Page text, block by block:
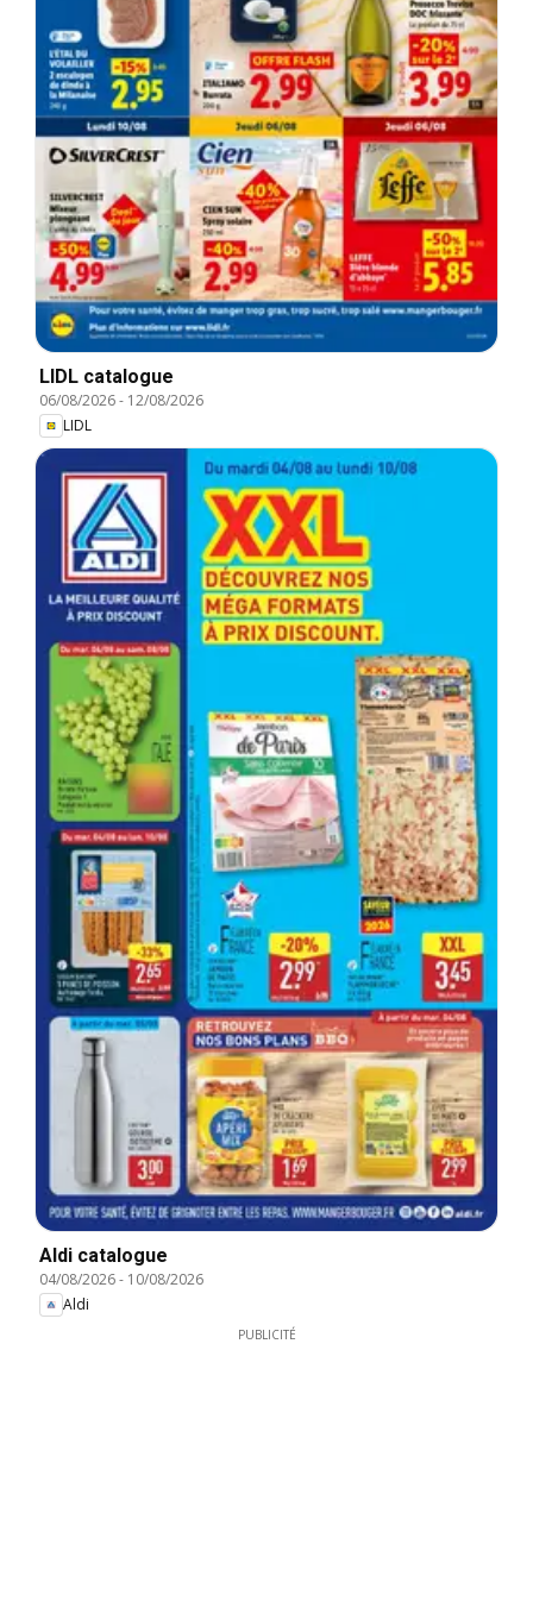
LIDL catalogue
06/08/2026- 12/08/2026
LIDL
Aldi catalogue
04/08/2026- 10/08/2026
Aldi
PUBLICITÉ